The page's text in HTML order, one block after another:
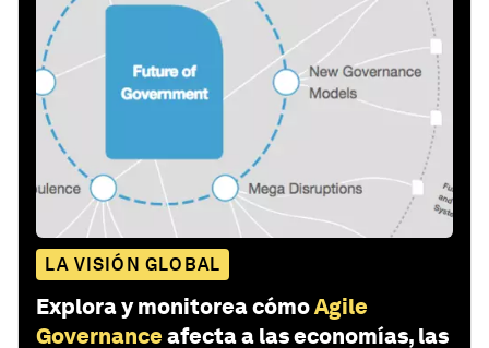
LA VISIÓN GLOBAL
Explora y monitorea cómoAgile
Governance afecta a las economías, las